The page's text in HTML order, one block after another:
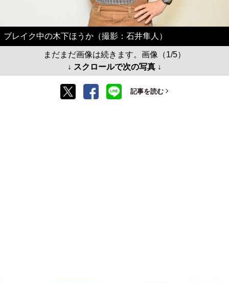
ブレイク中の木下ほうか（撮影：石井隼人）
まだまだ画像は続きます。画像（1/5）
↓ スクロールで次の写真 ↓
記事を読む